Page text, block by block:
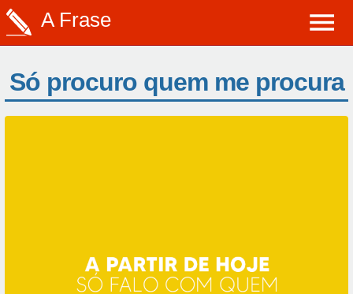
A Frase
Só procuro quem me procura